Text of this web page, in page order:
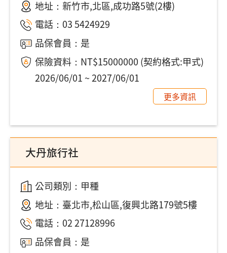
地址： 新竹市,北區,成功路5號(2樓)
電話： 03 5424929
品保會員：是
保險資料：NT$15000000 (契約格式:甲式)
2026/06/01 ~ 2027/06/01
更多資訊
大丹旅行社
公司類別：甲種
地址： 臺北市,松山區,復興北路179號5樓
電話： 02 27128996
品保會員：是